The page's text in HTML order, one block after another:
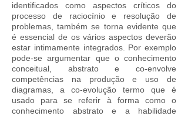
identificados como aspectos críticos do
processo de raciocínio e resolução de
problemas, também se torna evidente que
é essencial de os vários aspectos deverão
estar intimamente integrados. Por exemplo
pode-se argumentar que o conhecimento
conceitual, abstrato e co-envolve
competências na produção e uso de
diagramas, a co-evolução termo que é
usado para se referir à forma como o
conhecimento abstrato e a habilidade